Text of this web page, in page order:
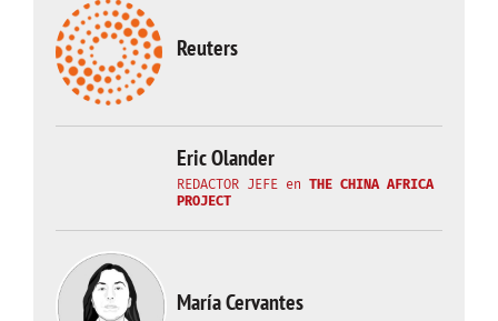
Reuters
Eric Olander
REDACTOR JEFE en THE CHINA AFRICA
PROJECT
María Cervantes